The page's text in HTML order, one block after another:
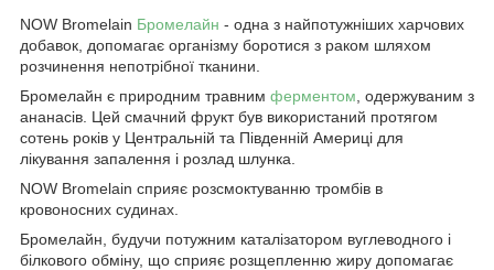
NOW Bromelain Бромелайн - одна з найпотужніших харчових
добавок, допомагає організму боротися з раком шляхом
розчинення непотрібної тканини.
Бромелайн є природним травним ферментом , одержуваним з
ананасів. Цей смачний фрукт був використаний протягом
сотень років у Центральній та Південній Америці для
лікування запалення і розлад шлунка.
NOW Bromelain сприяє розсмоктуванню тромбів в
кровоносних судинах.
Бромелайн, будучи потужним каталізатором вуглеводного і
білкового обміну, що сприяє розщепленню жиру допомагає